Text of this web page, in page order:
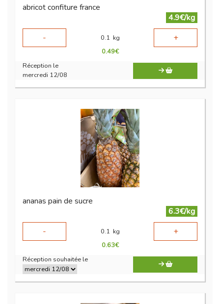
abricot confiture france
4.9€/kg
-
0.1 kg +
0.49€
Réception le
mercredi 12/08
ananas pain de sucre
6.3€/kg
-
0.1 kg +
0.63€
Réception souhaitée le